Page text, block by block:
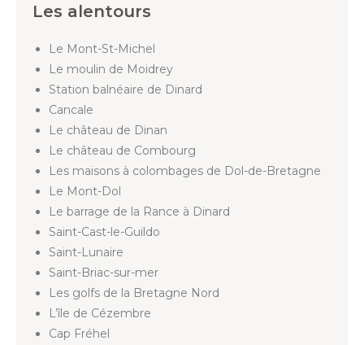
Les alentours
Le Mont-St-Michel
Le moulin de Moidrey
Station balnéaire de Dinard
Cancale
Le château de Dinan
Le château de Combourg
Les maisons à colombages de Dol-de-Bretagne
Le Mont-Dol
Le barrage de la Rance à Dinard
Saint-Cast-le-Guildo
Saint-Lunaire
Saint-Briac-sur-mer
Les golfs de la Bretagne Nord
L’île de Cézembre
Cap Fréhel